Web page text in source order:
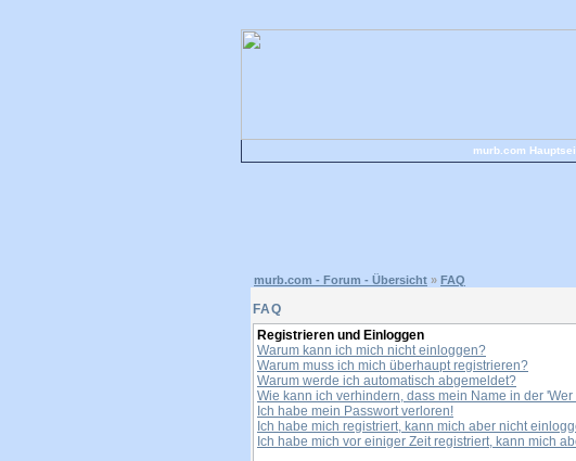
murb.com
murb.com - Forum - Übersicht » FAQ
FAQ
Registrieren und Einloggen
Warum kann ich mich nicht einloggen?
Warum muss ich mich überhaupt registrieren?
Warum werde ich automatisch abgemeldet?
Wie kann ich verhindern, dass mein Name in der
Ich habe mein Passwort verloren!
Ich habe mich registriert, kann mich aber nicht
Ich habe mich vor einiger Zeit registriert, kann mich